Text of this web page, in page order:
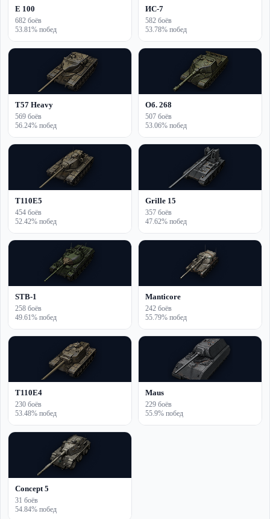
E 100
682 боёв
53.81% побед
ИС-7
582 боёв
53.78% побед
T57 Heavy
569 боёв
56.24% побед
Об. 268
507 боёв
53.06% побед
T110E5
454 боёв
52.42% побед
Grille 15
357 боёв
47.62% побед
STB-1
258 боёв
49.61% побед
Manticore
242 боёв
55.79% побед
T110E4
230 боёв
53.48% побед
Maus
229 боёв
55.9% побед
Concept 5
31 боёв
54.84% побед